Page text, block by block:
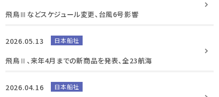
飛鳥Ⅲなどスケジュール変更、台風6号影響
2026.05.13 日本船社
飛鳥Ⅱ、来年4月までの新商品を発表、全23航海
2026.04.16 日本船社